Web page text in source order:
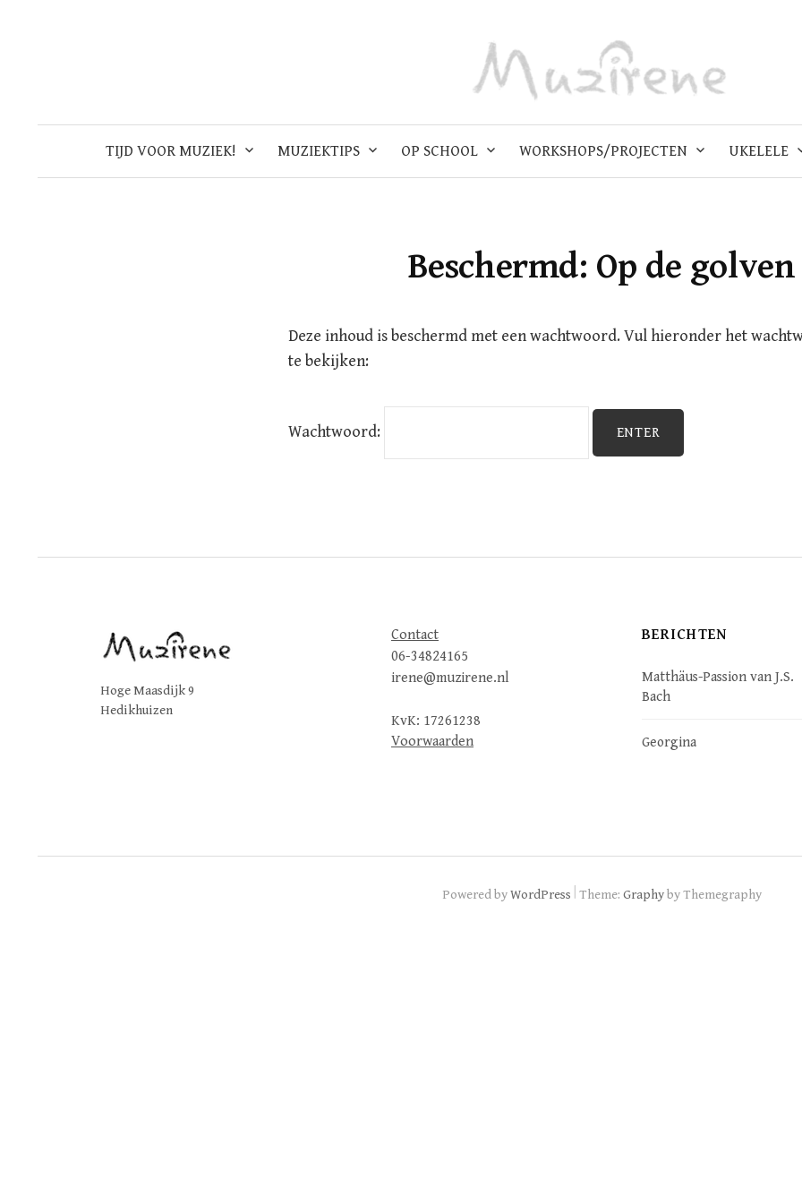
TIJD VOOR MUZIEK! MUZIEKTIPS OP SCHOOL WORKSHOPS/PROJECTEN UKELELE
Beschermd: Op de golven
Deze inhoud is beschermd met een wachtwoord. Vul hieronder het
te bekijken:
Wachtwoord:
Hoge Maasdijk 9
Hedikhuizen
Contact
06-34824165
irene@muzirene.nl
KvK: 17261238
Voorwaarden
BERICHTEN
Matthäus-Passion van J.S.
Bach
Georgina
Powered byWordPress Theme: Graphyby Themegraphy